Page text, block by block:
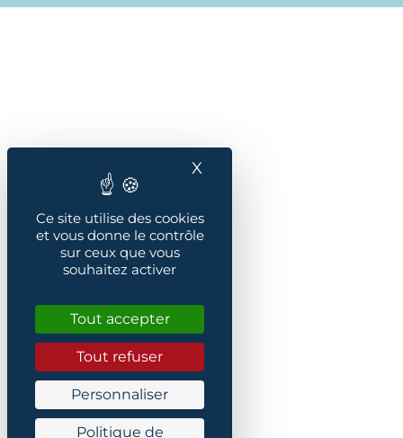
Ce site utilise des cookies
et vous donne le contrôle
sur ceux que vous
souhaitez activer
Tout accepter
Tout refuser
Personnaliser
Politique de
X